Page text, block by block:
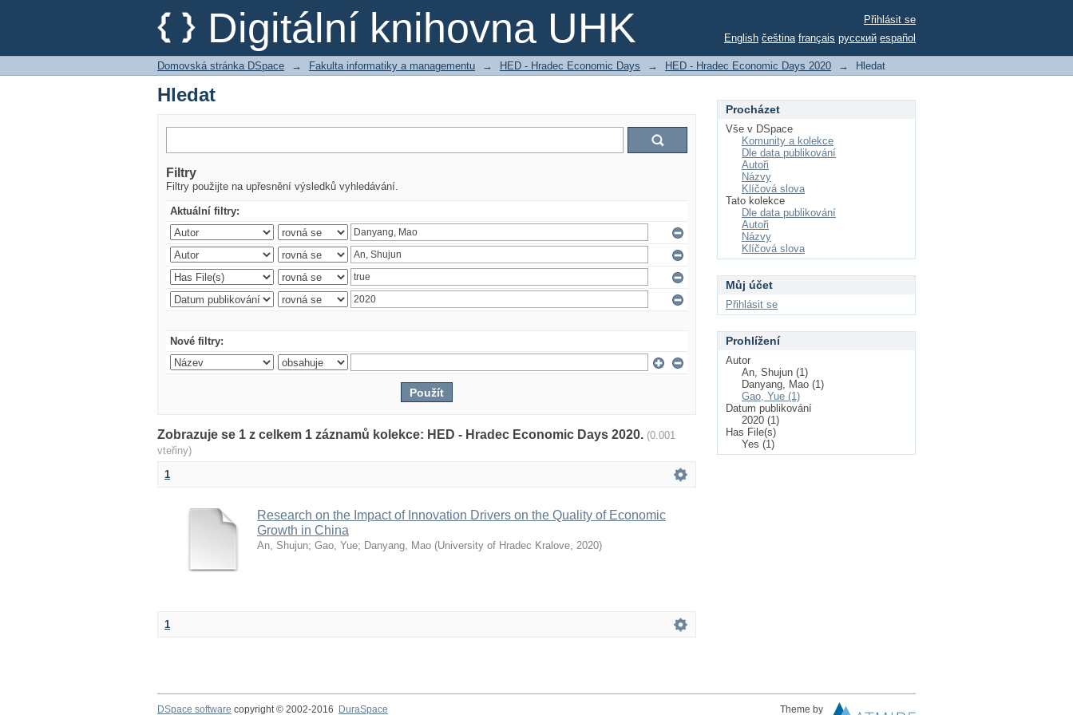
Digitální knihovna UHK
Hledat
Přihlásit se
English čeština français русский español
Domovská stránka DSpace → Fakulta informatiky a managementu → HED - Hradec Economic Days → HED - Hradec Economic Days 2020 → Hledat
Hledat
Filtry
Filtry použijte na upřesnění výsledků vyhledávání.
Aktuální filtry:
Nové filtry:
Zobrazuje se 1 z celkem 1 záznamů kolekce: HED - Hradec Economic Days 2020. (0.001
vteřiny)
1
Research on the Impact of Innovation Drivers on the Quality of Economic
Growth in China
An, Shujun; Gao, Yue; Danyang, Mao (University of Hradec Kralove, 2020)
1
Procházet
Vše v DSpace
Komunity a kolekce
Dle data publikování
Autoři
Názvy
Klíčová slova
Tato kolekce
Dle data publikování
Autoři
Názvy
Klíčová slova
Můj účet
Přihlásit se
Prohlížení
Autor
An, Shujun (1)
Danyang, Mao (1)
Gao, Yue (1)
Datum publikování
2020 (1)
Has File(s)
Yes (1)
DSpace software copyright © 2002-2016 DuraSpace Theme by